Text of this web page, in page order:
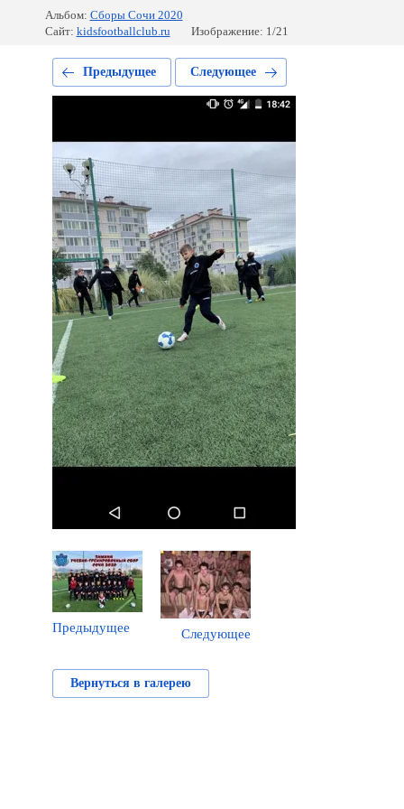
Альбом: Сборы Сочи 2020
Сайт: kidsfootballclub.ru Изображение: 1/21
Предыдущее Следующее
Предыдущее Следующее
Вернуться в галерею